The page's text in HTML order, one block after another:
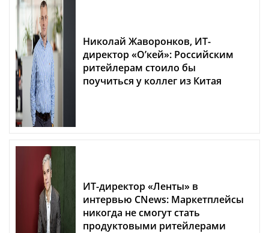
Николай Жаворонков, ИТ-
директор «О’кей»: Российским
ритейлерам стоило бы
поучиться у коллег из Китая
ИТ-директор «Ленты» в
интервью CNews: Маркетплейсы
никогда не смогут стать
продуктовыми ритейлерами